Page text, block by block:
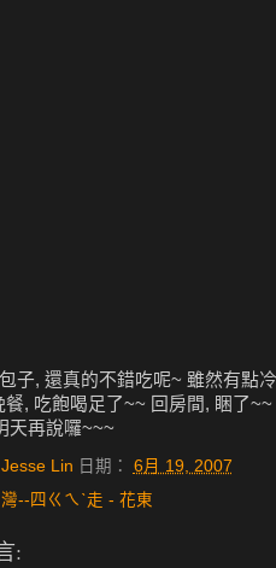
子, 還真的不錯吃呢~ 雖然有點
餐, 吃飽喝足了~~ 回房間, 睏了
天再說囉~~~
Jesse Lin 日期： 6月 19, 2007
--四ㄍㄟˋ走 - 花東
: